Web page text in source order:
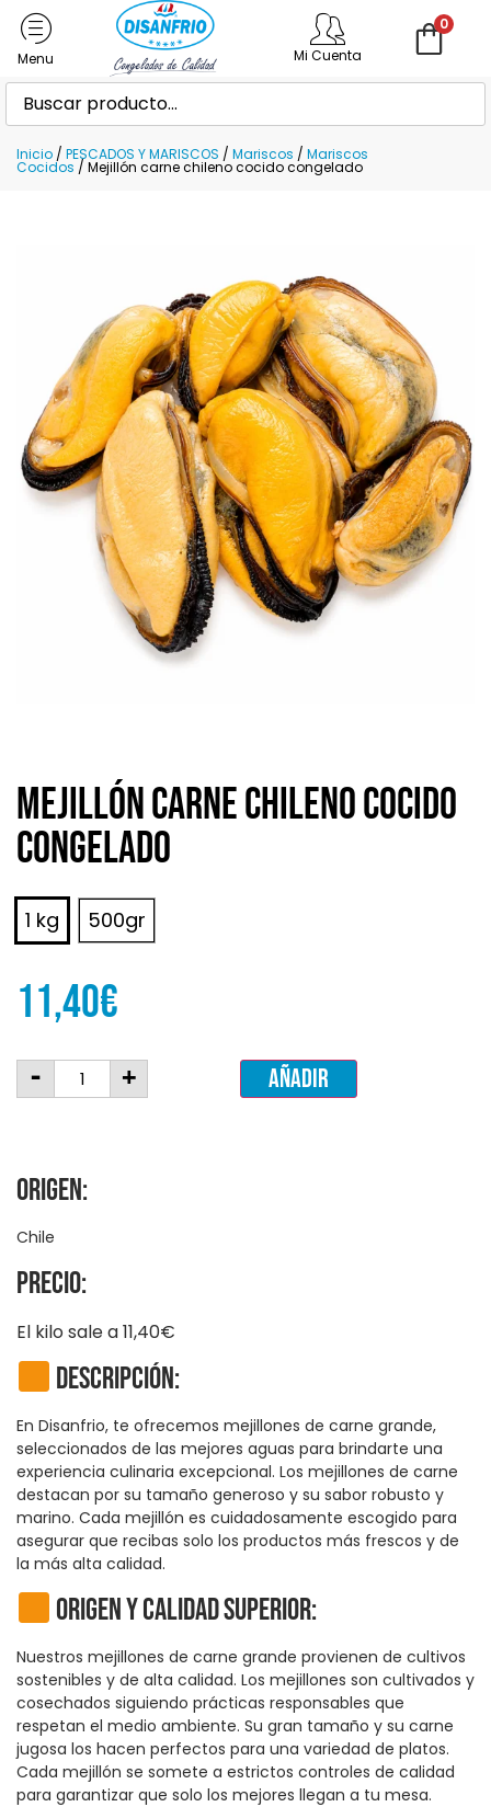
Mi Cuenta
0
Inicio / PESCADOS Y MARISCOS / Mariscos / Mariscos
Cocidos / Mejillón carne chileno cocido congelado
Mejillón carne chileno cocido
congelado
1 kg 500gr
11,40€
- + Añadir
Origen:
Chile
Precio:
El kilo sale a 11,40€
Descripción:
En Disanfrio, te ofrecemos mejillones de carne grande,
seleccionados de las mejores aguas para brindarte una
experiencia culinaria excepcional. Los mejillones de carne
destacan por su tamaño generoso y su sabor robusto y
marino. Cada mejillón es cuidadosamente escogido para
asegurar que recibas solo los productos más frescos y de
la más alta calidad.
Origen y Calidad Superior:
Nuestros mejillones de carne grande provienen de cultivos
sostenibles y de alta calidad. Los mejillones son cultivados y
cosechados siguiendo prácticas responsables que
respetan el medio ambiente. Su gran tamaño y su carne
jugosa los hacen perfectos para una variedad de platos.
Cada mejillón se somete a estrictos controles de calidad
para garantizar que solo los mejores llegan a tu mesa.